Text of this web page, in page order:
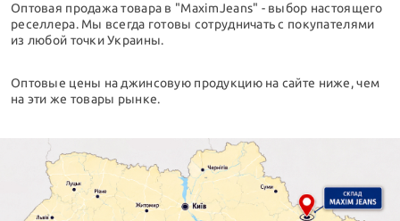
Оптовая продажа товара в "MaximJeans" - выбор настоящего
реселлера. Мы всегда готовы сотрудничать с покупателями
из любой точки Украины.
Оптовые цены на джинсовую продукцию на сайте ниже, чем
на эти же товары рынке.